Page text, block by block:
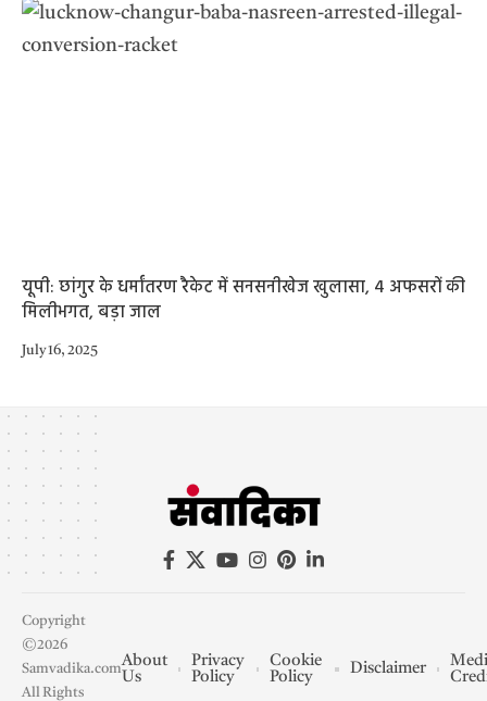
यूपी: छांगुर के धर्मांतरण रैकेट में सनसनीखेज खुलासा, 4 अफसरों की
मिलीभगत, बड़ा जाल
July 16, 2025
Copyright
©2026
Samvadika.com
All Rights
About
Us
Privacy
Policy
Cookie
Policy
Disclaimer